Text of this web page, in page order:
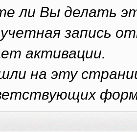
ли Вы делать
запись
активации.
на эту
форм